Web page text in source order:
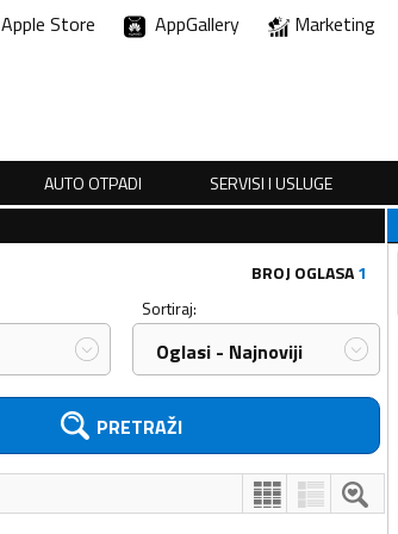
Apple Store AppGallery Marketing
AUTO OTPADI SERVISI I USLUGE
BROJ OGLASA1
Sortiraj:
Oglasi - Najnoviji
PRETRAŽI